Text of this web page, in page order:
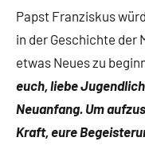
Papst Franziskus
in der Geschichte der
etwas Neues zu
euch, liebe
Neuanfang. Um
Kraft, eure